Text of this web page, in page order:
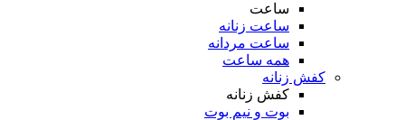
ساعت
ساعت زنانه
ساعت مردانه
همه ساعت
کفش زنانه
کفش زنانه
بوت و نیم بوت